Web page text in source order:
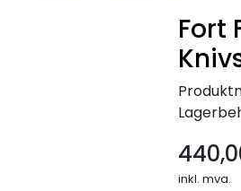
Fort
inkl. mva.